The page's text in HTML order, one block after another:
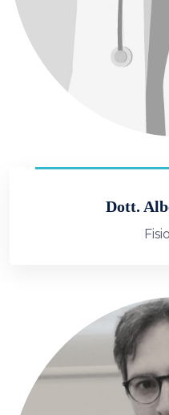
Dott.